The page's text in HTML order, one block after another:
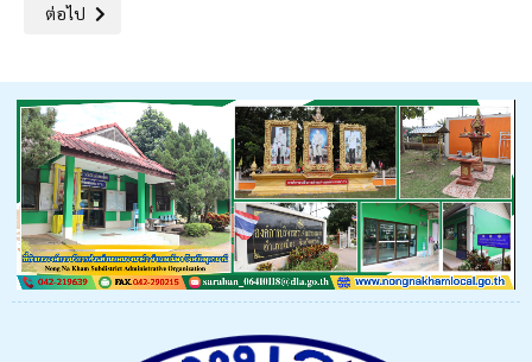
เนื้อหาถัดไป: กำลังรวบรวมข้อมูล...
ต่อไป